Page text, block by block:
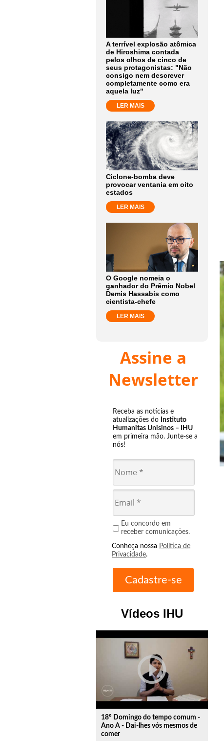
A terrível explosão atômica
de Hiroshima contada
pelos olhos de cinco de
seus protagonistas: "Não
consigo nem descrever
completamente como era
aquela luz"
LER MAIS
Ciclone-bomba deve
provocar ventania em oito
estados
LER MAIS
O Google nomeia o
ganhador do Prêmio Nobel
Demis Hassabis como
cientista-chefe
LER MAIS
Assine a
Newsletter
Receba as notícias e
atualizações do Instituto
Humanitas Unisinos – IHU
em primeira mão. Junte-se a
nós!
Eu concordo em
receber comunicações.
Conheça nossa Política de
Privacidade.
Vídeos IHU
play_circle_outline
18º Domingo do tempo comum -
Ano A - Dai-lhes vós mesmos de
comer